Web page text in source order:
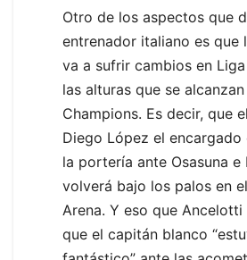
Otro de los aspectos que
entrenador italiano es que
va a sufrir cambios en
las alturas que se
Champions. Es decir, que
Diego López el encargado
la portería ante Osasuna e
volverá bajo los palos en
Arena. Y eso que
que el capitán blanco